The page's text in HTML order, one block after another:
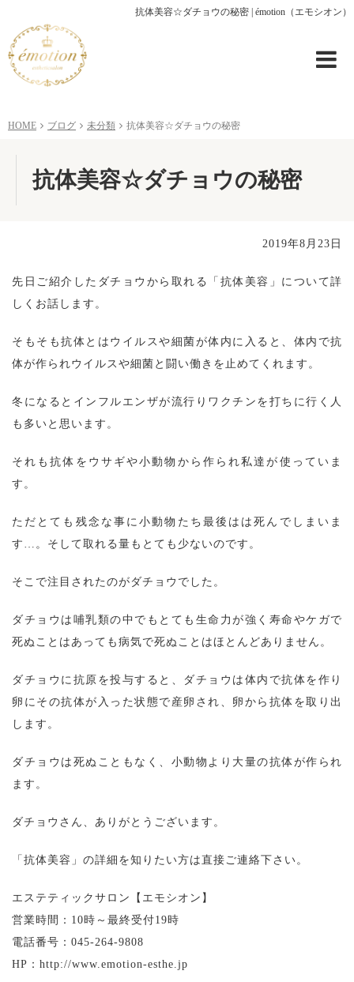
抗体美容☆ダチョウの秘密 | émotion（エモシオン）
HOME ブログ 未分類 抗体美容☆ダチョウの秘密
抗体美容☆ダチョウの秘密
2019年8月23日
先日ご紹介したダチョウから取れる「抗体美容」について詳
しくお話します。
そもそも抗体とはウイルスや細菌が体内に入ると、体内で抗
体が作られウイルスや細菌と闘い働きを止めてくれます。
冬になるとインフルエンザが流行りワクチンを打ちに行く人
も多いと思います。
それも抗体をウサギや小動物から作られ私達が使っていま
す。
ただとても残念な事に小動物たち最後はは死んでしまいま
す…。そして取れる量もとても少ないのです。
そこで注目されたのがダチョウでした。
ダチョウは哺乳類の中でもとても生命力が強く寿命やケガで
死ぬことはあっても病気で死ぬことはほとんどありません。
ダチョウに抗原を投与すると、ダチョウは体内で抗体を作り
卵にその抗体が入った状態で産卵され、卵から抗体を取り出
します。
ダチョウは死ぬこともなく、小動物より大量の抗体が作られ
ます。
ダチョウさん、ありがとうございます。
「抗体美容」の詳細を知りたい方は直接ご連絡下さい。
エステティックサロン【エモシオン】
営業時間：10時～最終受付19時
電話番号：045-264-9808
HP：http://www.emotion-esthe.jp